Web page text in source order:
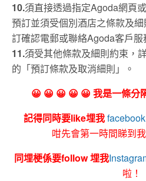
10.須直接透過指定Agoda網頁
預訂並須受個別酒店之條款及
訂確認電郵或聯絡Agoda客戶服
11.須受其他條款及細則約束，
的「預訂條款及取消細則」。
😀 😀 😀 😀 😀 我是一條分
記得同時要like埋我facebook
咁先會第一時間睇到
同埋梗係要follow 埋我
啦！